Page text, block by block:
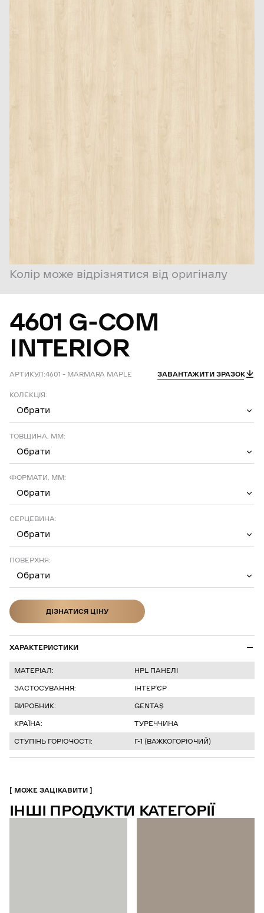
Колір може відрізнятися від оригіналу
4601 G-COM
INTERIOR
АРТИКУЛ:4601 – MARMARA MAPLE ЗАВАНТАЖИТИ ЗРАЗОК
КОЛЕКЦІЯ:
Обрати
ТОВЩИНА, ММ:
Обрати
ФОРМАТИ, ММ:
Обрати
СЕРЦЕВИНА:
Обрати
ПОВЕРХНЯ:
Обрати
ДІЗНАТИСЯ ЦІНУ
ХАРАКТЕРИСТИКИ
МАТЕРІАЛ:
HPL ПАНЕЛІ
ЗАСТОСУВАННЯ:
ІНТЕР’ЄР
ВИРОБНИК:
GENTAŞ
КРАЇНА:
ТУРЕЧЧИНА
СТУПІНЬ ГОРЮЧОСТІ:
Г-1 (ВАЖКОГОРЮЧИЙ)
МОЖЕ ЗАЦІКАВИТИ
ІНШІ ПРОДУКТИ КАТЕГОРІЇ